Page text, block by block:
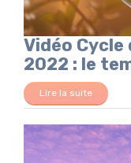
Vidéo
2022 : le
Lire la suite